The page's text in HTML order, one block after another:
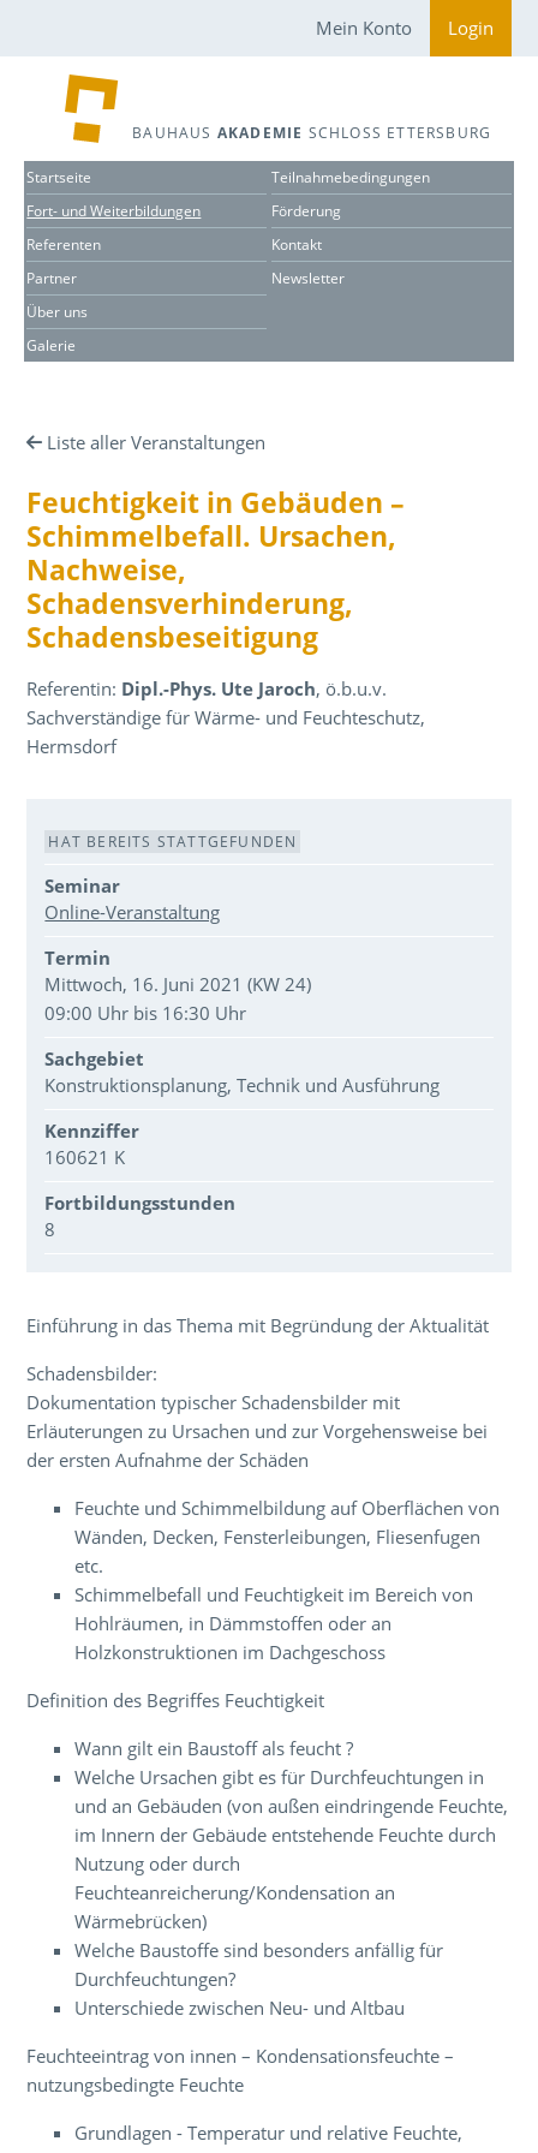
Mein Konto Login
BAUHAUS AKADEMIE SCHLOSS ETTERSBURG
Startseite
Fort- und Weiterbildungen
Referenten
Partner
Über uns
Galerie
Teilnahmebedingungen
Förderung
Kontakt
Newsletter
Liste aller Veranstaltungen
Feuchtigkeit in Gebäuden –
Schimmelbefall. Ursachen,
Nachweise,
Schadensverhinderung,
Schadensbeseitigung
Referentin: Dipl.-Phys. Ute Jaroch, ö.b.u.v.
Sachverständige für Wärme- und Feuchteschutz,
Hermsdorf
Veranstaltungsdaten
HAT BEREITS STATTGEFUNDEN
Seminar
Online-Veranstaltung
Termin
Mittwoch, 16. Juni 2021 (KW 24)
09:00 Uhr bis 16:30 Uhr
Sachgebiet
Konstruktionsplanung, Technik und Ausführung
Kennziffer
160621 K
Fortbildungsstunden
8
Einführung in das Thema mit Begründung der Aktualität
Schadensbilder:
Dokumentation typischer Schadensbilder mit
Erläuterungen zu Ursachen und zur Vorgehensweise bei
der ersten Aufnahme der Schäden
Feuchte und Schimmelbildung auf Oberflächen von
Wänden, Decken, Fensterleibungen, Fliesenfugen
etc.
Schimmelbefall und Feuchtigkeit im Bereich von
Hohlräumen, in Dämmstoffen oder an
Holzkonstruktionen im Dachgeschoss
Definition des Begriffes Feuchtigkeit
Wann gilt ein Baustoff als feucht ?
Welche Ursachen gibt es für Durchfeuchtungen in
und an Gebäuden (von außen eindringende Feuchte,
im Innern der Gebäude entstehende Feuchte durch
Nutzung oder durch
Feuchteanreicherung/Kondensation an
Wärmebrücken)
Welche Baustoffe sind besonders anfällig für
Durchfeuchtungen?
Unterschiede zwischen Neu- und Altbau
Feuchteeintrag von innen – Kondensationsfeuchte –
nutzungsbedingte Feuchte
Grundlagen - Temperatur und relative Feuchte,